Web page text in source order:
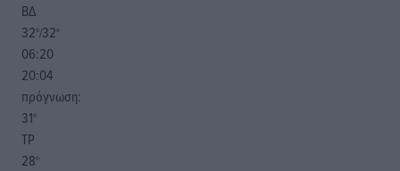
ΒΔ
32°/32°
06:20
20:04
πρόγνωση:
31°
ΤΡ
28°